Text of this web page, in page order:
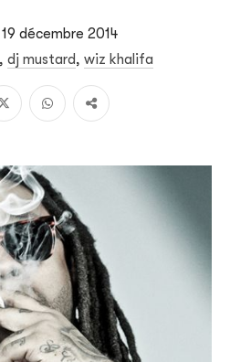
19 décembre 2014
, dj mustard, wiz khalifa